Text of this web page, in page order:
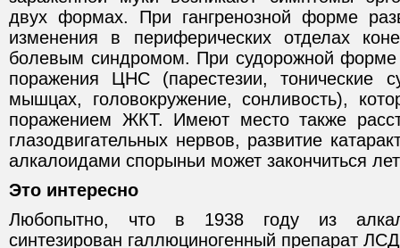
двух формах. При гангренозной форме
изменения в периферических отделах
болевым синдромом. При судорожной
поражения ЦНС (парестезии, тонические
мышцах, головокружение, сонливость),
поражением ЖКТ. Имеют место также
глазодвигательных нервов, развитие
алкалоидами спорыньи может закончиться
Это интересно
Любопытно, что в 1938 году из
синтезирован галлюциногенный препарат